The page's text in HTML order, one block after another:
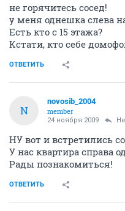
не горячитесь сосед!
у меня однешка слева
Есть кто с 15 этажа?
Кстати, кто себе
ОТВЕТИТЬ
N
novosib_2004
member
24 ноября 2009
НУ вот и встретились
У нас квартира справа
Рады познакомиться!
ОТВЕТИТЬ